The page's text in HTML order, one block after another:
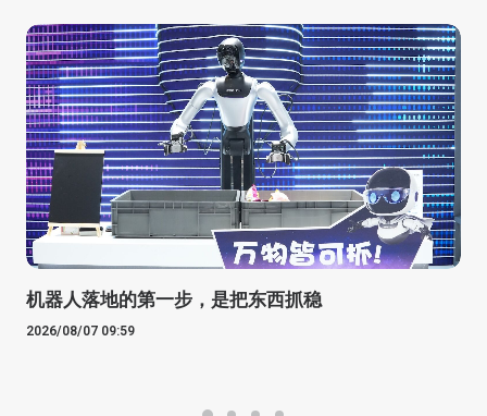
机器人落地的第一步，是把东西抓稳
2026/08/07 09:59